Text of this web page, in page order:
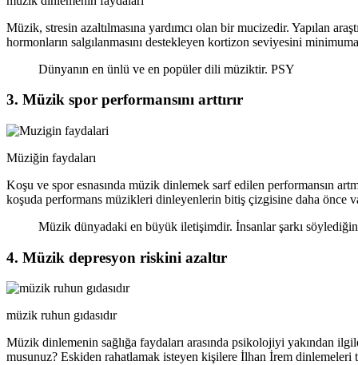
Müzik, stresin azaltılmasına yardımcı olan bir mucizedir. Yapılan
hormonların salgılanmasını destekleyen kortizon seviyesini
Dünyanın en ünlü ve en popüler dili müziktir. PSY
3. Müzik spor performansını arttırır
Müziğin faydaları
Koşu ve spor esnasında müzik dinlemek sarf edilen performansın
koşuda performans müzikleri dinleyenlerin bitiş çizgisine daha önce
Müzik dünyadaki en büyük iletişimdir. İnsanlar şarkı
4. Müzik depresyon riskini azaltır
müzik ruhun gıdasıdır
Müzik dinlemenin sağlığa faydaları arasında psikolojiyi yakından
musunuz? Eskiden rahatlamak isteyen kişilere İlhan İrem